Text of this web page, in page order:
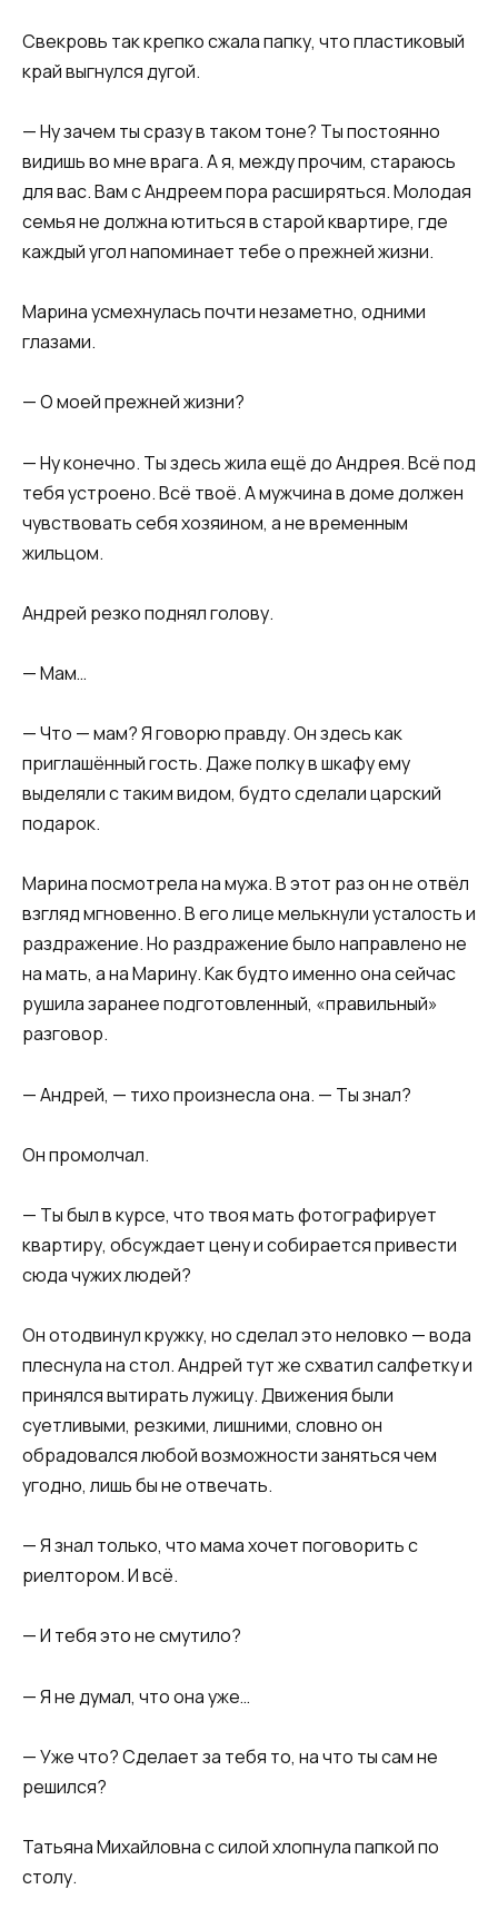
Свекровь так крепко сжала папку, что пластиковый
край выгнулся дугой.
— Ну зачем ты сразу в таком тоне? Ты постоянно
видишь во мне врага. А я, между прочим, стараюсь
для вас. Вам с Андреем пора расширяться. Молодая
семья не должна ютиться в старой квартире, где
каждый угол напоминает тебе о прежней жизни.
Марина усмехнулась почти незаметно, одними
глазами.
— О моей прежней жизни?
— Ну конечно. Ты здесь жила ещё до Андрея. Всё под
тебя устроено. Всё твоё. А мужчина в доме должен
чувствовать себя хозяином, а не временным
жильцом.
Андрей резко поднял голову.
— Мам…
— Что — мам? Я говорю правду. Он здесь как
приглашённый гость. Даже полку в шкафу ему
выделяли с таким видом, будто сделали царский
подарок.
Марина посмотрела на мужа. В этот раз он не отвёл
взгляд мгновенно. В его лице мелькнули усталость и
раздражение. Но раздражение было направлено не
на мать, а на Марину. Как будто именно она сейчас
рушила заранее подготовленный, «правильный»
разговор.
— Андрей, — тихо произнесла она. — Ты знал?
Он промолчал.
— Ты был в курсе, что твоя мать фотографирует
квартиру, обсуждает цену и собирается привести
сюда чужих людей?
Он отодвинул кружку, но сделал это неловко — вода
плеснула на стол. Андрей тут же схватил салфетку и
принялся вытирать лужицу. Движения были
суетливыми, резкими, лишними, словно он
обрадовался любой возможности заняться чем
угодно, лишь бы не отвечать.
— Я знал только, что мама хочет поговорить с
риелтором. И всё.
— И тебя это не смутило?
— Я не думал, что она уже…
— Уже что? Сделает за тебя то, на что ты сам не
решился?
Татьяна Михайловна с силой хлопнула папкой по
столу.